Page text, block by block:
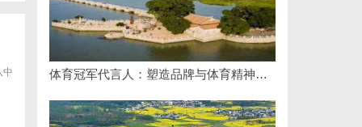
中
体育冠军代言人：塑造品牌与体育精神的完美结合